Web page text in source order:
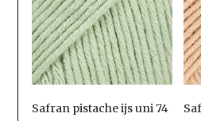
Safran pistache ijs uni 74